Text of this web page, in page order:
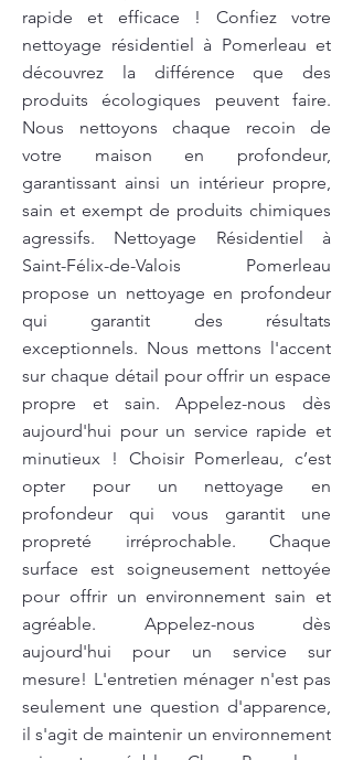
rapide et efficace ! Confiez votre
nettoyage résidentiel à Pomerleau et
découvrez la différence que des
produits écologiques peuvent faire.
Nous nettoyons chaque recoin de
votre maison en profondeur,
garantissant ainsi un intérieur propre,
sain et exempt de produits chimiques
agressifs. Nettoyage Résidentiel à
Saint-Félix-de-Valois Pomerleau
propose un nettoyage en profondeur
qui garantit des résultats
exceptionnels. Nous mettons l'accent
sur chaque détail pour offrir un espace
propre et sain. Appelez-nous dès
aujourd'hui pour un service rapide et
minutieux ! Choisir Pomerleau, c’est
opter pour un nettoyage en
profondeur qui vous garantit une
propreté irréprochable. Chaque
surface est soigneusement nettoyée
pour offrir un environnement sain et
agréable. Appelez-nous dès
aujourd'hui pour un service sur
mesure! L'entretien ménager n'est pas
seulement une question d'apparence,
il s'agit de maintenir un environnement